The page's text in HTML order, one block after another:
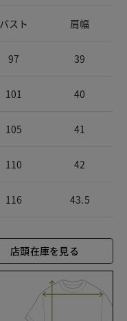
バスト 肩幅
97 39
101 40
105 41
110 42
116 43.5
店頭在庫を見る